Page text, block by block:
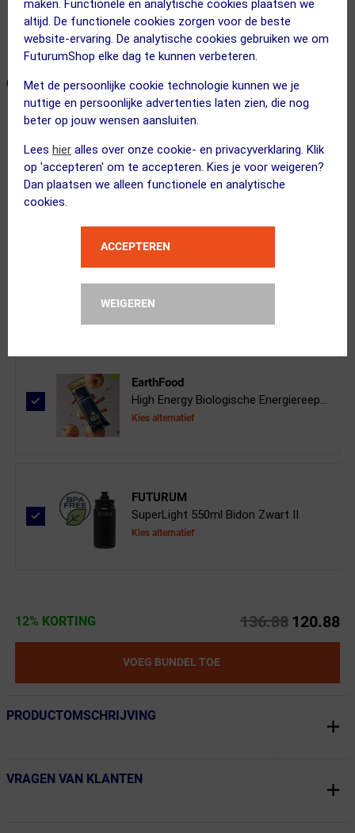
maken. Functionele en analytische cookies plaatsen we
altijd. De functionele cookies zorgen voor de beste
website-ervaring. De analytische cookies gebruiken we om
FuturumShop elke dag te kunnen verbeteren.
Met de persoonlijke cookie technologie kunnen we je
nuttige en persoonlijke advertenties laten zien, die nog
beter op jouw wensen aansluiten.
Lees hier alles over onze cookie- en privacyverklaring. Klik
op 'accepteren' om te accepteren. Kies je voor weigeren?
Dan plaatsen we alleen functionele en analytische
cookies.
ACCEPTEREN
WEIGEREN
Voor 23:00 uur besteld, morgen in huis
365 dagen retourrecht
← Terug naar productnavigatie
ONZE AANBEVOLEN COMBINATIE
Siliconenhoes Edge 1050-serie Rood
XAND
Hartslagmeter
EarthFood
High Energy Biologische Energiereep...
Kies alternatief
FUTURUM
SuperLight 550ml Bidon Zwart II
Kies alternatief
12% KORTING 136.88 120.88
VOEG BUNDEL TOE
← Terug naar productnavigatie
PRODUCTOMSCHRIJVING
← Terug naar productnavigatie
VRAGEN VAN KLANTEN